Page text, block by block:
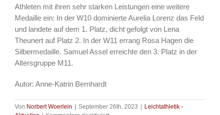
Athleten mit ihren sehr starken Leistungen eine weitere
Medaille ein: In der W10 dominierte Aurelia Lorenz das Feld
und landete auf dem 1. Platz, dicht gefolgt von Lena
Theunert auf Platz 2. In der W11 errang Rosa Hagen die
Silbermedaille. Samuel Assel erreichte den 3. Platz in der
Altersgruppe M11.
Autor: Anne-Katrin Bernhardt
Von Norbert Woerlein | September 26th, 2023 | Leichtathletik -